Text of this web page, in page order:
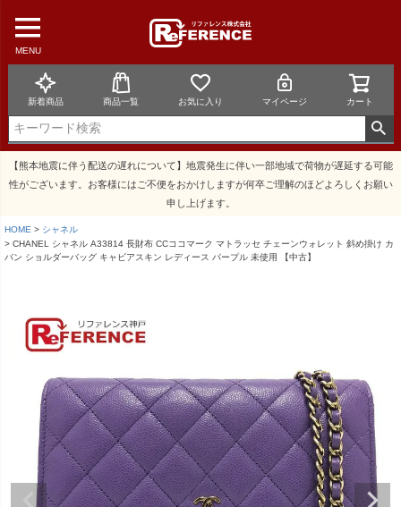
MENU
新着商品 商品一覧 お気に入り マイページ カート
【熊本地震に伴う配送の遅れについて】地震発生に伴い一部地域で荷物が遅延する可能
性がございます。お客様にはご不便をおかけしますが何卒ご理解のほどよろしくお願い
申し上げます。
HOME
シャネル
CHANEL シャネル A33814 長財布 CCココマーク マトラッセ チェーンウォレット 斜め掛け カ
バン ショルダーバッグ キャビアスキン レディース パープル 未使用 【中古】